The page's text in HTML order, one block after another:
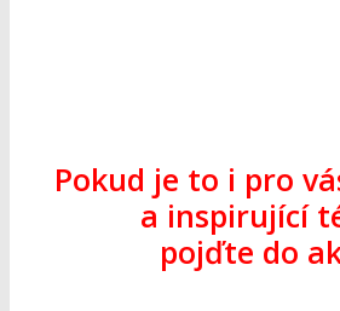
Pokud je to i pro
a inspirující
pojďte do